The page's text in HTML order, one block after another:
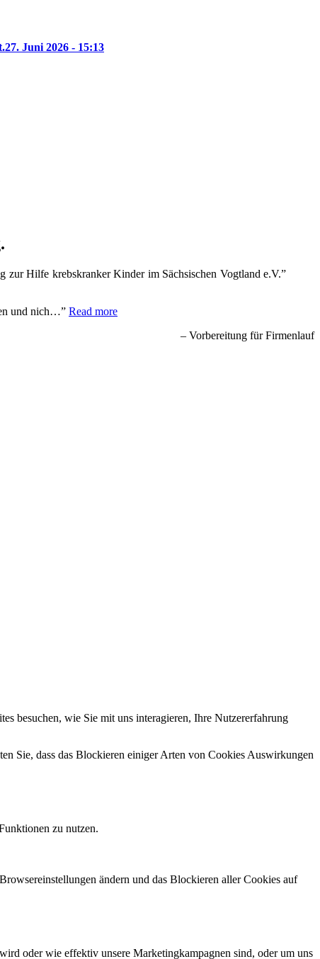
27. Juni 2026 - 15:13
Hilfe krebskranker Kinder im Sächsischen Vogtland e.V.”
und nich…
Read more
Vorbereitung für Firmenlauf
besuchen, wie Sie mit uns interagieren, Ihre Nutzererfahrung
Sie, dass das Blockieren einiger Arten von Cookies Auswirkungen
zu nutzen.
ändern und das Blockieren aller Cookies auf
oder wie effektiv unsere Marketingkampagnen sind, oder um uns